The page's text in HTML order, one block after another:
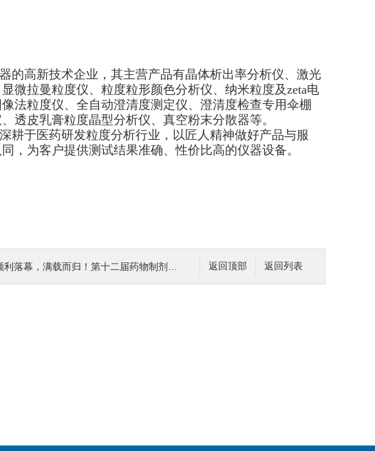
的高新技术企业，其主营产品有晶体析出率分析仪、激光
微拉曼粒度仪、粒度粒形颜色分析仪、纳米粒度及zeta电
法粒度仪、全自动澄清度测定仪、澄清度检查专用伞棚
透皮乳膏粒度晶型分析仪、真空粉末分散器等。
耕于医药研发粒度分析行业，以匠人精神做好产品与服
，为客户提供测试结果准确、性价比高的仪器设备。
返回列表
返回顶部
落幕，满载而归！第十二届药物制剂前沿技术大会圆满结束